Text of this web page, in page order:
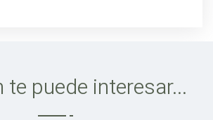
te puede interesar...